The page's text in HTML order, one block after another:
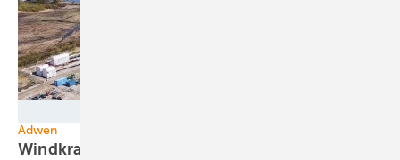
Adwen
Windkraftanlage mit weltgrößtem Rotor in